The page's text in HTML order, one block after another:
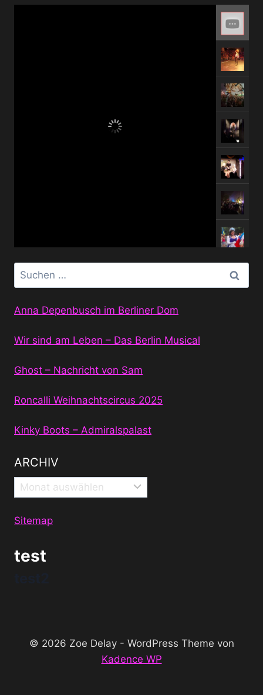
Suchen
nach:
Anna Depenbusch im Berliner Dom
Wir sind am Leben – Das Berlin Musical
Ghost – Nachricht von Sam
Roncalli Weihnachtscircus 2025
Kinky Boots – Admiralspalast
ARCHIV
Archiv
Sitemap
test
© 2026 Zoe Delay - WordPress Theme von
Kadence WP